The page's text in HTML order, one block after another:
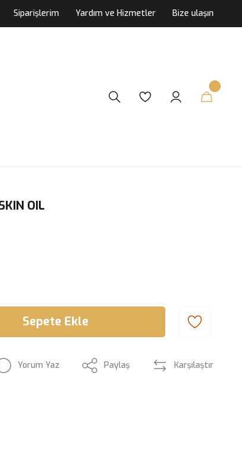
Siparişlerim Yardım ve Hizmetler Bize ulaşın
OIL
Sepete Ekle
Yorum Yaz Paylaş Karşılaştır